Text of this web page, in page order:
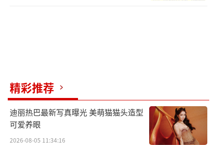
精彩推荐
迪丽热巴最新写真曝光 美萌猫猫头造型
可爱养眼
2026-08-05 11:34:16